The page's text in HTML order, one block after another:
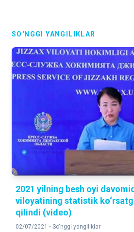
SO'NGGI YANGILIKLAR
2021 yilning besh oyi
viloyatining statistik
qilindi (video)
02/07/2021 • So'nggi yangiliklar